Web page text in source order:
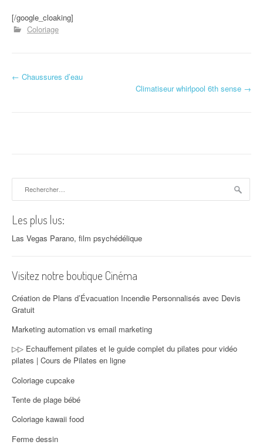
[/google_cloaking]
Coloriage
Navigation d'article
← Chaussures d’eau
Climatiseur whirlpool 6th sense →
Les plus lus:
Las Vegas Parano, film psychédélique
Visitez notre boutique Cinéma
Création de Plans d’Évacuation Incendie Personnalisés avec Devis
Gratuit
Marketing automation vs email marketing
▷▷ Echauffement pilates et le guide complet du pilates pour vidéo
pilates | Cours de Pilates en ligne
Coloriage cupcake
Tente de plage bébé
Coloriage kawaii food
Ferme dessin